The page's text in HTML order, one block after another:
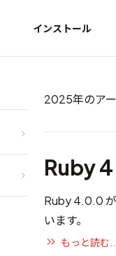
インストール
2025年のア
Ruby
Ruby 4.0.0
います。
もっと読む...